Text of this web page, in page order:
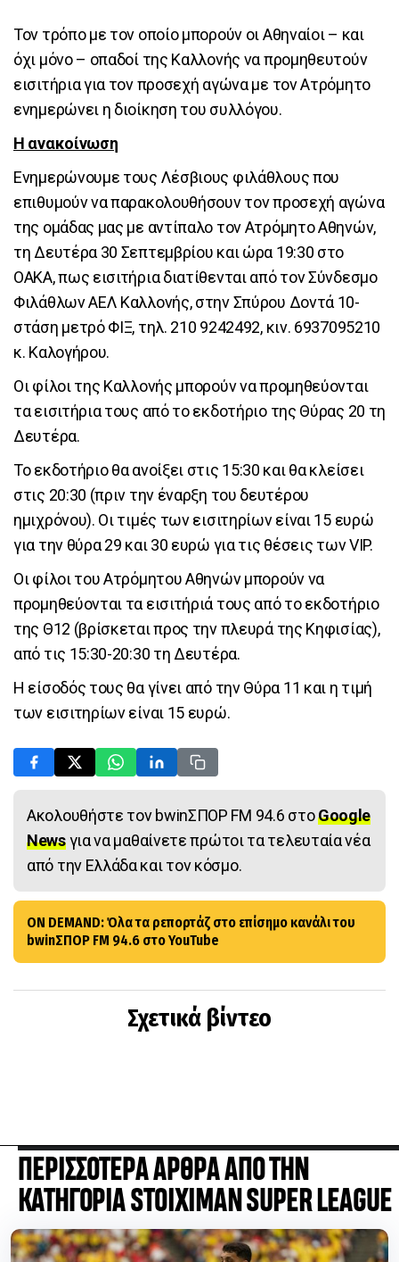
Τον τρόπο με τον οποίο μπορούν οι Αθηναίοι – και
όχι μόνο – οπαδοί της Καλλονής να προμηθευτούν
εισιτήρια για τον προσεχή αγώνα με τον Ατρόμητο
ενημερώνει η διοίκηση του συλλόγου.
Η ανακοίνωση
Ενημερώνουμε τους Λέσβιους φιλάθλους που
επιθυμούν να παρακολουθήσουν τον προσεχή αγώνα
της ομάδας μας με αντίπαλο τον Ατρόμητο Αθηνών,
τη Δευτέρα 30 Σεπτεμβρίου και ώρα 19:30 στο
ΟΑΚΑ, πως εισιτήρια διατίθενται από τον Σύνδεσμο
Φιλάθλων ΑΕΛ Καλλονής, στην Σπύρου Δοντά 10-
στάση μετρό ΦΙΞ, τηλ. 210 9242492, κιν. 6937095210
κ. Καλογήρου.
Οι φίλοι της Καλλονής μπορούν να προμηθεύονται
τα εισιτήρια τους από το εκδοτήριο της Θύρας 20 τη
Δευτέρα.
Το εκδοτήριο θα ανοίξει στις 15:30 και θα κλείσει
στις 20:30 (πριν την έναρξη του δευτέρου
ημιχρόνου). Οι τιμές των εισιτηρίων είναι 15 ευρώ
για την θύρα 29 και 30 ευρώ για τις θέσεις των VIP.
Οι φίλοι του Ατρόμητου Αθηνών μπορούν να
προμηθεύονται τα εισιτήριά τους από το εκδοτήριο
της Θ12 (βρίσκεται προς την πλευρά της Κηφισίας),
από τις 15:30-20:30 τη Δευτέρα.
Η είσοδός τους θα γίνει από την Θύρα 11 και η τιμή
των εισιτηρίων είναι 15 ευρώ.
Ακολουθήστε τον bwinΣΠΟΡ FM 94.6 στοGoogle
Newsγια να μαθαίνετε πρώτοι τα τελευταία νέα
από την Ελλάδα και τον κόσμο.
ON DEMAND: Όλα τα ρεπορτάζ στο επίσημο κανάλι του
bwinΣΠΟΡ FM 94.6 στο YouTube
Σχετικά βίντεο
ΚΑΤΗΓΟΡΙΑ STOIXIMAN SUPER LEAGUE